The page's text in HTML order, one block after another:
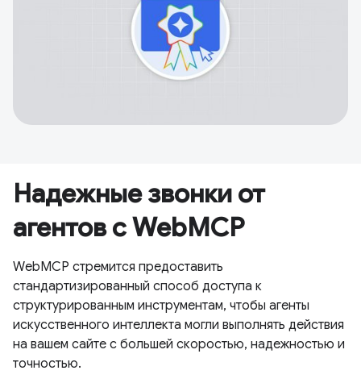
Надежные звонки от
агентов с WebMCP
WebMCP стремится предоставить
стандартизированный способ доступа к
структурированным инструментам, чтобы агенты
искусственного интеллекта могли выполнять действия
на вашем сайте с большей скоростью, надежностью и
точностью.